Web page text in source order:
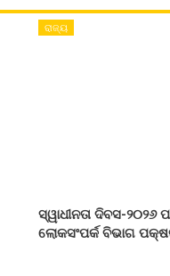
ରାଜ୍ୟ
ସ୍ୱାଧୀନତା ଦିବସ-୨୦୨୬
ଲୋକସଂପର୍କ ବିଭାଗ